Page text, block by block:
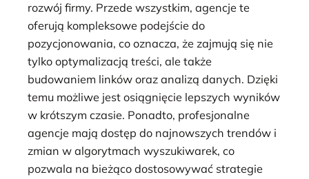
rozwój firmy. Przede wszystkim, agencje te
oferują kompleksowe podejście do
pozycjonowania, co oznacza, że zajmują się nie
tylko optymalizacją treści, ale także
budowaniem linków oraz analizą danych. Dzięki
temu możliwe jest osiągnięcie lepszych wyników
w krótszym czasie. Ponadto, profesjonalne
agencje mają dostęp do najnowszych trendów i
zmian w algorytmach wyszukiwarek, co
pozwala na bieżąco dostosowywać strategie